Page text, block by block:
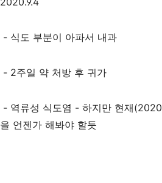
- 식도 부분이 아파서 내과
- 2주일 약 처방 후 귀가
- 역류성 식도염 - 하지만 현재
을 언젠가 해봐야 할듯